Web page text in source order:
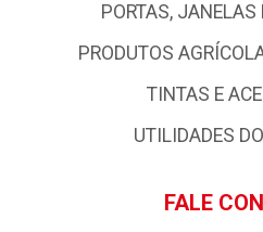
PORTAS, JANELAS
PRODUTOS
TINTAS E
UTILIDADES
FALE